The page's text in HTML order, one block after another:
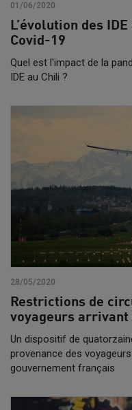
01/06/2020
L’évolution des
Covid-19
Quel est l'impact de la
IDE au Chili ?
28/05/2020
Restrictions de
voyageurs arrivant
Un dispositif de
provenance des
gouvernement français